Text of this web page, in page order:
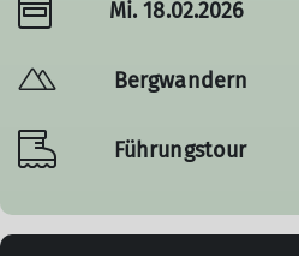
Mi. 18.02.2026
Bergwandern
Führungstour